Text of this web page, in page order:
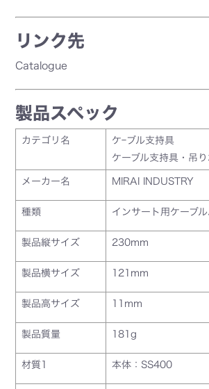
リンク先
Catalogue
製品スペック
カテゴリ名
ケｰブル支持具
ケーブル支持具・吊
メーカー名 MIRAI INDUSTRY
種類 インサート用ケーブ
製品縦サイズ 230mm
製品横サイズ 121mm
製品高サイズ 11mm
製品質量 181g
材質1 本体：SS400